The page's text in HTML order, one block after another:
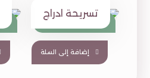
تسريحة ادراج
⃁ 1,590
إضافة إلى السلة